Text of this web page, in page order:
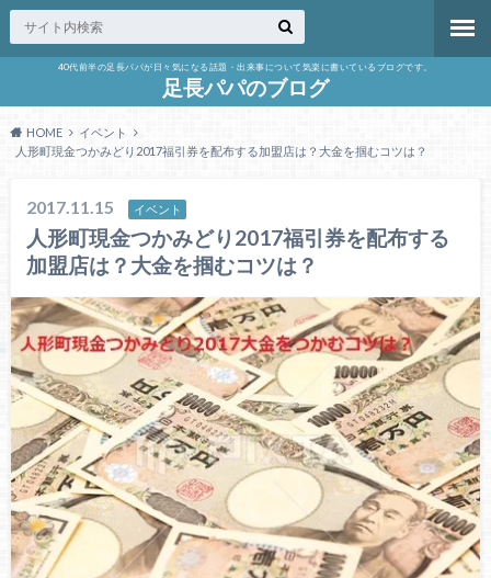
40代前半の足長パパが日々気になる話題・出来事について気楽に書いているブログです。
足長パパのブログ
HOME
イベント
人形町現金つかみどり2017福引券を配布する加盟店は？大金を掴むコツは？
2017.11.15 イベント
人形町現金つかみどり2017福引券を配布する
加盟店は？大金を掴むコツは？